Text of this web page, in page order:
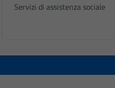
Servizi di assistenza sociale